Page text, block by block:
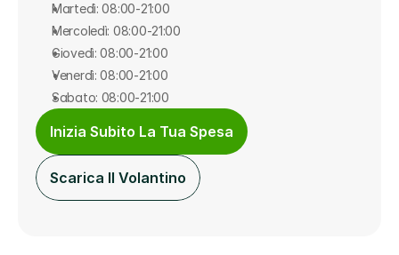
Martedì: 08:00-21:00
Mercoledì: 08:00-21:00
Giovedì: 08:00-21:00
Venerdì: 08:00-21:00
Sabato: 08:00-21:00
Inizia Subito La Tua Spesa
Scarica Il Volantino